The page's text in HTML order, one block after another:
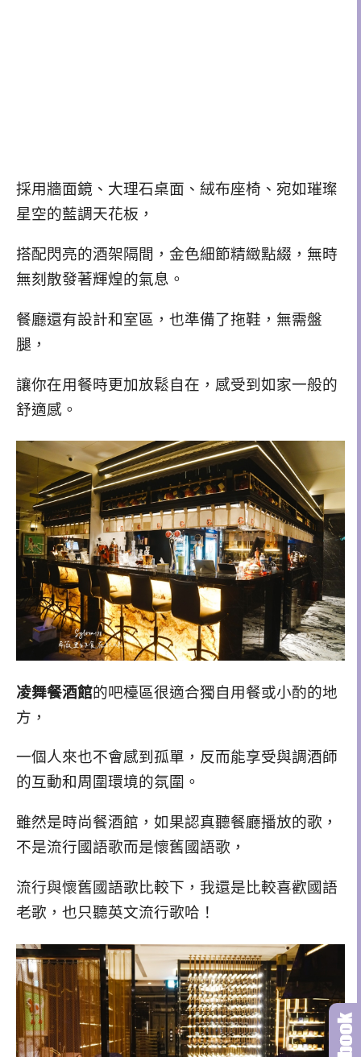
採用牆面鏡、大理石桌面、絨布座椅、宛如璀璨
星空的藍調天花板，
搭配閃亮的酒架隔間，金色細節精緻點綴，無時
無刻散發著輝煌的氣息。
餐廳還有設計和室區，也準備了拖鞋，無需盤
腿，
讓你在用餐時更加放鬆自在，感受到如家一般的
舒適感。
凌舞餐酒館的吧檯區很適合獨自用餐或小酌的地
方，
一個人來也不會感到孤單，反而能享受與調酒師
的互動和周圍環境的氛圍。
雖然是時尚餐酒館，如果認真聽餐廳播放的歌，
不是流行國語歌而是懷舊國語歌，
流行與懷舊國語歌比較下，我還是比較喜歡國語
老歌，也只聽英文流行歌哈！